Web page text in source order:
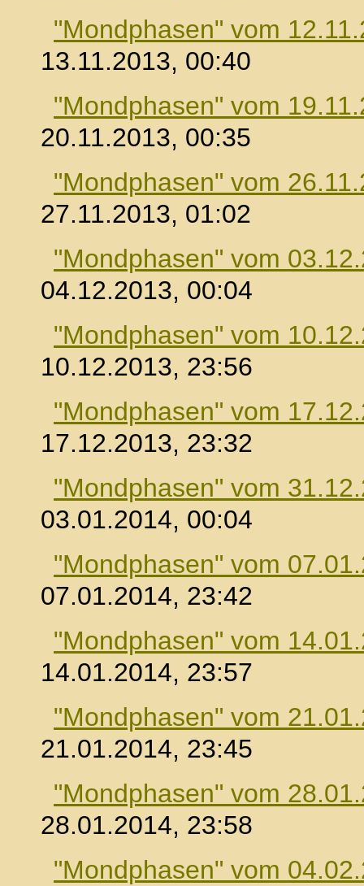
"Mondphasen" vom
13.11.2013, 00:40
"Mondphasen" vom
20.11.2013, 00:35
"Mondphasen" vom
27.11.2013, 01:02
"Mondphasen" vom
04.12.2013, 00:04
"Mondphasen" vom
10.12.2013, 23:56
"Mondphasen" vom
17.12.2013, 23:32
"Mondphasen" vom
03.01.2014, 00:04
"Mondphasen" vom
07.01.2014, 23:42
"Mondphasen" vom
14.01.2014, 23:57
"Mondphasen" vom
21.01.2014, 23:45
"Mondphasen" vom
28.01.2014, 23:58
"Mondphasen" vom